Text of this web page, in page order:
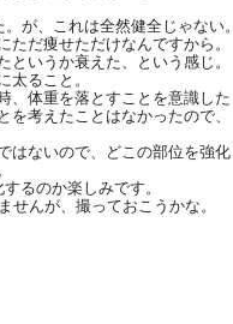
が、これは全然健全じ ゃない。
ただ痩せただけなんですから。
というか衰えた、という感 じ。
太ること。
、体重を落とすことを意識した
を考えたことはなかったので、
はないので、どこの部位を強化
るのか楽しみです。
せんが、撮っておこうかな。